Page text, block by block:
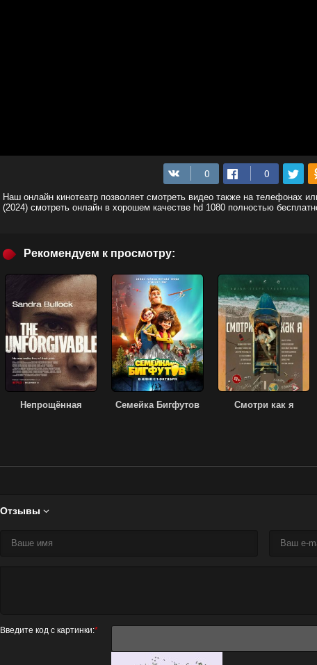
Наш онлайн кинотеатр позволяет смотреть видео также на телефонах
(2024) смотреть онлайн в хорошем качестве hd 1080 полностью
Рекомендуем к просмотру:
Непрощённая Семейка Бигфутов Смотри как я
Отзывы 
Введите код с картинки:*